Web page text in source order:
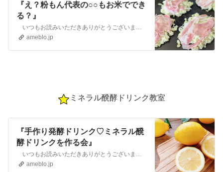
『え？粉もん代表の○○もお米ででき
る？』
いつもお読みいただきありがとうございます 愛知県小牧市 おこめと醗酵 40～50代身体もこころも変化する毎日に寄り添う世代の女性へ身体に優…
ameblo.jp
ミネラル醗酵ドリンク教室
『手作り発酵ドリンク♡ミネラル醗
酵ドリンクを作る会』
いつもお読みいただきありがとうございます 愛知県小牧市 さちよのアトリエ～丁寧な暮らし～ お米ブレッド工房おうちのお米でサクッと作れる新…
ameblo.jp